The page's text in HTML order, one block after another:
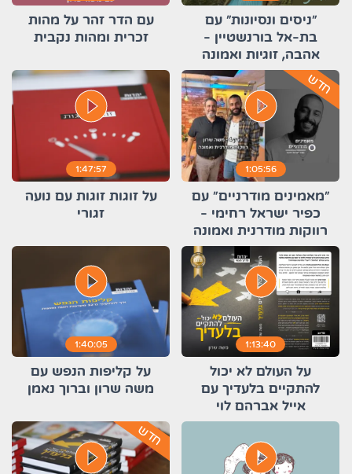
״ניסים ונסיונות״ עם
בת-אל בורנשטיין -
אהבה, זוגיות ואמונה
עם הדר זהר על מהות
זכרית ומהות נקבית
חדש
1:05:56
play_circle_filled
״מאמינים מודרניים״ עם
כפיר ישראל רחימי -
רווקות מודרנית ואמונה
1:47:57
play_circle_filled
על זוגות זוגות עם נועה
זגורי
1:13:40
play_circle_filled
על העולם לא יכול
להתקיים בלעדיך עם
אייל אברהם לוי
1:40:05
play_circle_filled
על קליפות הנפש עם
משה שרון וברוך נאמן
play_circle_filled
חדש
play_circle_filled